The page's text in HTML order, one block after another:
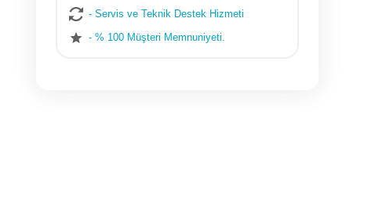
- Servis ve Teknik Destek Hizmeti
- % 100 Müşteri Memnuniyeti.